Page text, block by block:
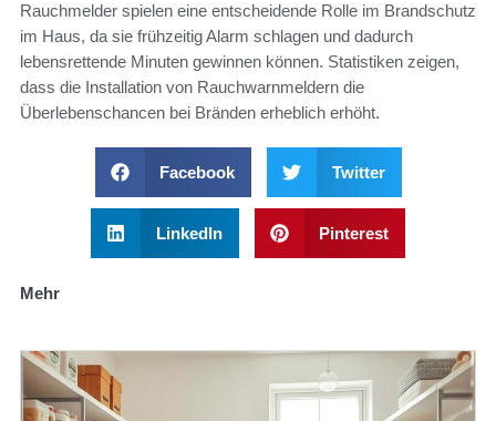
Rauchmelder spielen eine entscheidende Rolle im Brandschutz
im Haus, da sie frühzeitig Alarm schlagen und dadurch
lebensrettende Minuten gewinnen können. Statistiken zeigen,
dass die Installation von Rauchwarnmeldern die
Überlebenschancen bei Bränden erheblich erhöht.
Facebook Twitter
LinkedIn Pinterest
Mehr